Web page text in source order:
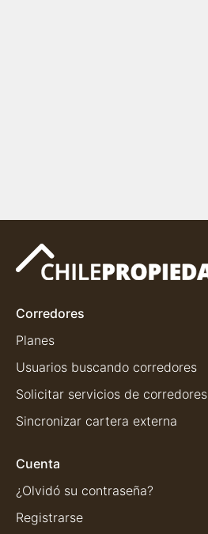
Corredores
Planes
Usuarios buscando corredores
Solicitar servicios de corredores
Sincronizar cartera externa
Cuenta
¿Olvidó su contraseña?
Registrarse